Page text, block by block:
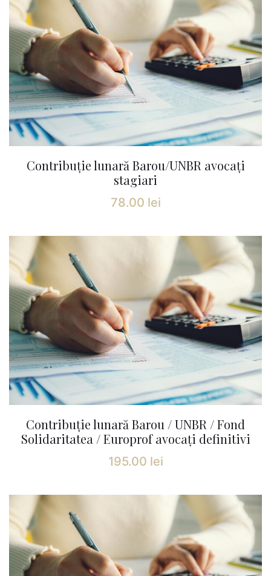
Contribuție lunară Barou/UNBR avocați
stagiari
78.00 lei
Contribuție lunară Barou / UNBR / Fond
Solidaritatea / Europrof avocați definitivi
195.00 lei